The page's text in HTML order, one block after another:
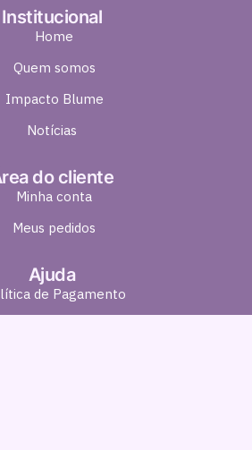
Institucional
Home
Quem somos
Impacto Blume
Notícias
do cliente
Minha conta
Meus pedidos
Ajuda
de Pagamento